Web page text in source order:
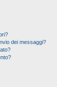
dei messaggi?